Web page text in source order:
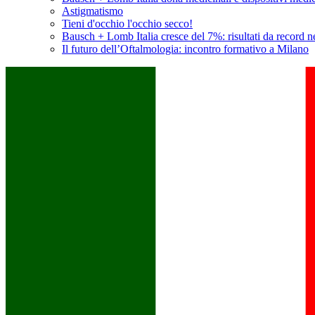
Astigmatismo
Tieni d'occhio l'occhio secco!
Bausch + Lomb Italia cresce del 7%: risultati da record
Il futuro dell’Oftalmologia: incontro formativo a Milano